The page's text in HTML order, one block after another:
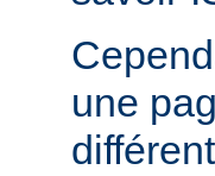
une